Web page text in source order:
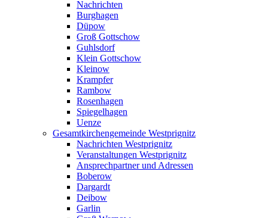
Nachrichten
Burghagen
Düpow
Groß Gottschow
Guhlsdorf
Klein Gottschow
Kleinow
Krampfer
Rambow
Rosenhagen
Spiegelhagen
Uenze
Gesamtkirchengemeinde Westprignitz
Nachrichten Westprignitz
Veranstaltungen Westprignitz
Ansprechpartner und Adressen
Boberow
Dargardt
Deibow
Garlin